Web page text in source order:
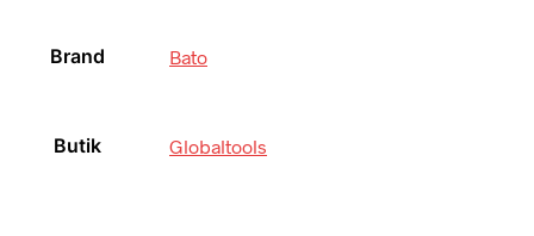
Brand Bato
Butik Globaltools